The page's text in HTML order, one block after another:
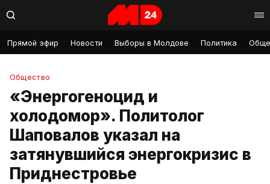
Прямой эфир Новости Выборы в Молдове Политика
Общество
«Энергогеноцид и
холодомор». Политолог
Шаповалов указал на
затянувшийся энергокризис в
Приднестровье